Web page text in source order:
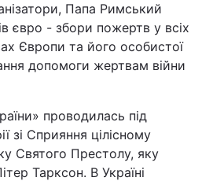
Світ
Наука
Інциденти
Туризм
Папа Римський
євро - збори пожертв у всіх
Європи та його особистої
допомоги жертвам війни
проводилась під
зі Сприяння цілісному
Святого Престолу, яку
Тарксон. В Україні